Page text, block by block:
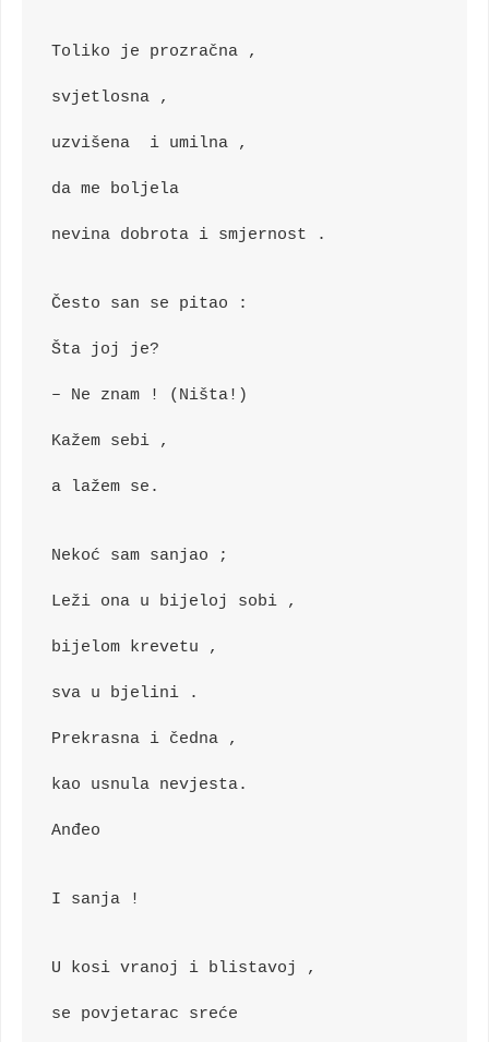
Toliko je prozračna ,
svjetlosna ,
uzvišena  i umilna ,
da me boljela
nevina dobrota i smjernost .
Često san se pitao :
Šta joj je?
– Ne znam ! (Ništa!)
Kažem sebi ,
a lažem se.
Nekoć sam sanjao ;
Leži ona u bijeloj sobi ,
bijelom krevetu ,
sva u bjelini .
Prekrasna i čedna ,
kao usnula nevjesta.
Anđeo
I sanja !
U kosi vranoj i blistavoj ,
se povjetarac sreće